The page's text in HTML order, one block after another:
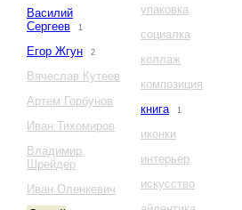
Василий
Сергеев
1
Егор Жгун 2
Вячеслав Кутеев
Артем Горбунов
Иван Тихомиров
Владимир
Шрейдер
Иван Оленкевич
упаковка
социалка
коллаж
композиция
книга
1
иконки
интерьер
искусство